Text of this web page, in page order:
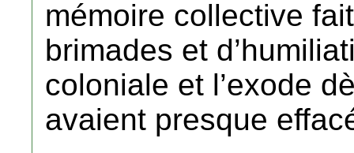
mémoire collective
brimades et
coloniale et l’exode
avaient presque